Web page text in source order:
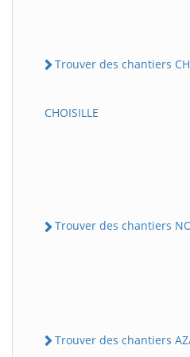
Trouver des chantiers
CHOISILLE
Trouver des chantiers
Trouver des chantiers